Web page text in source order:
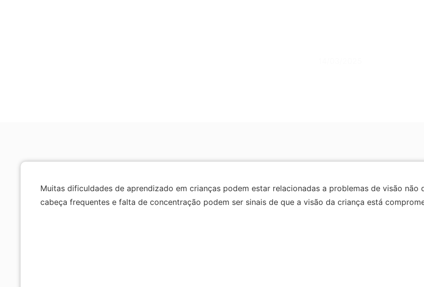
Muitas dificuldades de aprendizado em crianças podem estar relacionadas a problemas de visão
cabeça frequentes e falta de concentração podem ser sinais de que a visão da criança está